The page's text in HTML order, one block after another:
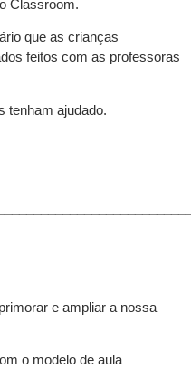
Classroom.
que as crianças
feitos com as professoras
tenham ajudado.
e ampliar a nossa
o modelo de aula